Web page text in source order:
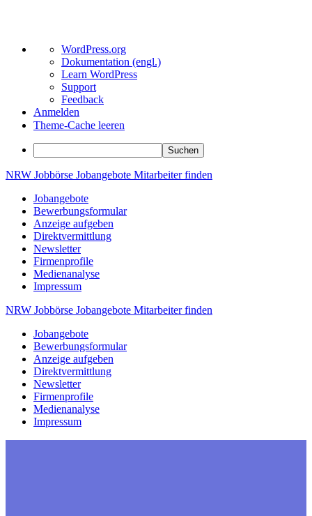
Über
WordPress
WordPress.org
Dokumentation (engl.)
Learn WordPress
Support
Feedback
Anmelden
Theme-Cache leeren
Suchen
Zum
springen
NRW Jobbörse Jobangebote Mitarbeiterfinden
Jobangebote
Bewerbungsformular
Anzeige aufgeben
Direktvermittlung
Newsletter
Firmenprofile
Medienanalyse
Impressum
NRW Jobbörse Jobangebote Mitarbeiterfinden
Jobangebote
Bewerbungsformular
Anzeige aufgeben
Direktvermittlung
Newsletter
Firmenprofile
Medienanalyse
Impressum